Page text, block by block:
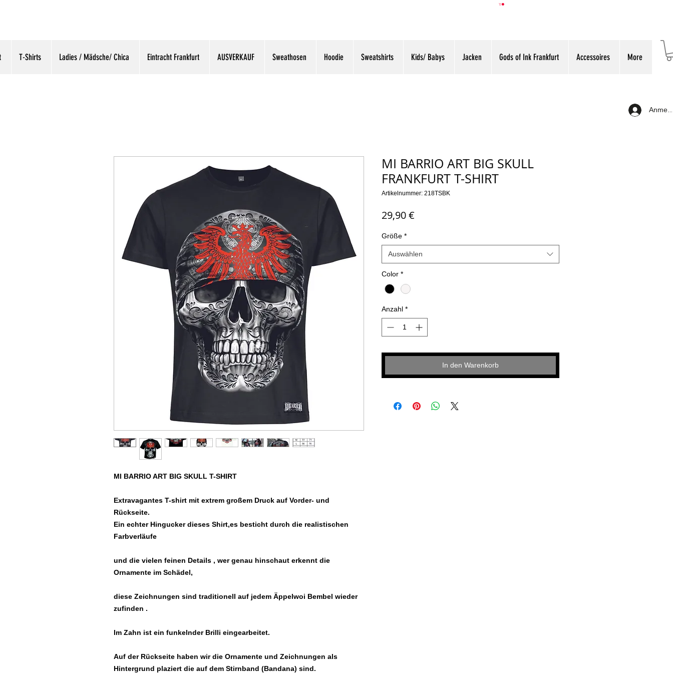
T-Shirts Ladies / Mädsche/ Chica Eintracht Frankfurt AUSVERKAUF Sweathosen Hoodie Sweatshirts Kids/ Babys Jacken Gods of Ink Frankfurt Accessoires More
MI BARRIO ART BIG SKULL T-SHIRT
Extravagantes T-shirt mit extrem großem Druck auf Vorder- und
Rückseite.
Ein echter Hingucker dieses Shirt,es besticht durch die realistischen
Farbverläufe
und die vielen feinen Details , wer genau hinschaut erkennt die
Ornamente im Schädel,
diese Zeichnungen sind traditionell auf jedem Äppelwoi Bembel wieder
zufinden .
Im Zahn ist ein funkelnder Brilli eingearbeitet.
Auf der Rückseite haben wir die Ornamente und Zeichnungen als
Hintergrund plaziert die auf dem Stirnband (Bandana) sind.
MI BARRIO ART BIG SKULL
FRANKFURT T-SHIRT
Artikelnummer: 218TSBK
29,90 €
Größe *
Auswählen
Color *
Anzahl *
In den Warenkorb